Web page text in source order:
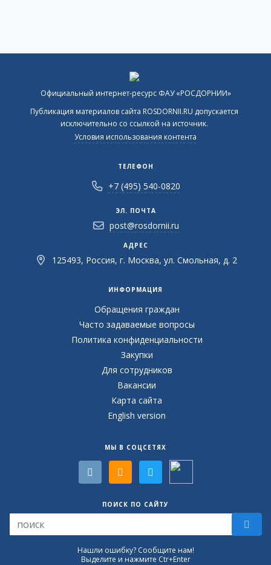
Официальный интернет-ресурс ФАУ «РОСДОРНИИ»
Публикация материалов сайта ROSDORNII.RU допускается
исключительно со ссылкой на источник.
Условия использования контента
ТЕЛЕФОН
+7 (495) 540-0820
ЭЛ. ПОЧТА
post@rosdornii.ru
АДРЕС
125493, Россия, г. Москва, ул. Смольная, д. 2
ИНФОРМАЦИЯ
Обращения граждан
Часто задаваемые вопросы
Политика конфиденциальности
Закупки
Для сотрудников
Вакансии
Карта сайта
English version
МЫ В СОЦСЕТЯХ
ПОИСК ПО САЙТУ
Нашли ошибку? Сообщите нам!
Выделите и нажмите Ctr+Enter